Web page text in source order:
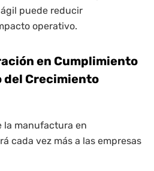
puede reducir
operativo.
en Cumplimiento
del Crecimiento
la manufactura en
cada vez más a las empresas